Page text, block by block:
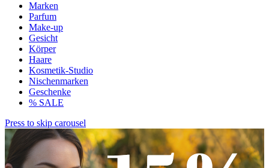
Marken
Parfum
Make-up
Gesicht
Körper
Haare
Kosmetik-Studio
Nischenmarken
Geschenke
% SALE
Press to skip carousel